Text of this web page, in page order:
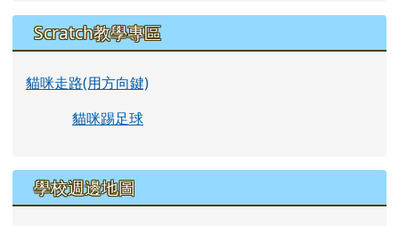
Scratch教學專區
貓咪走路(用方向鍵)
貓咪踢足球
學校週邊地圖